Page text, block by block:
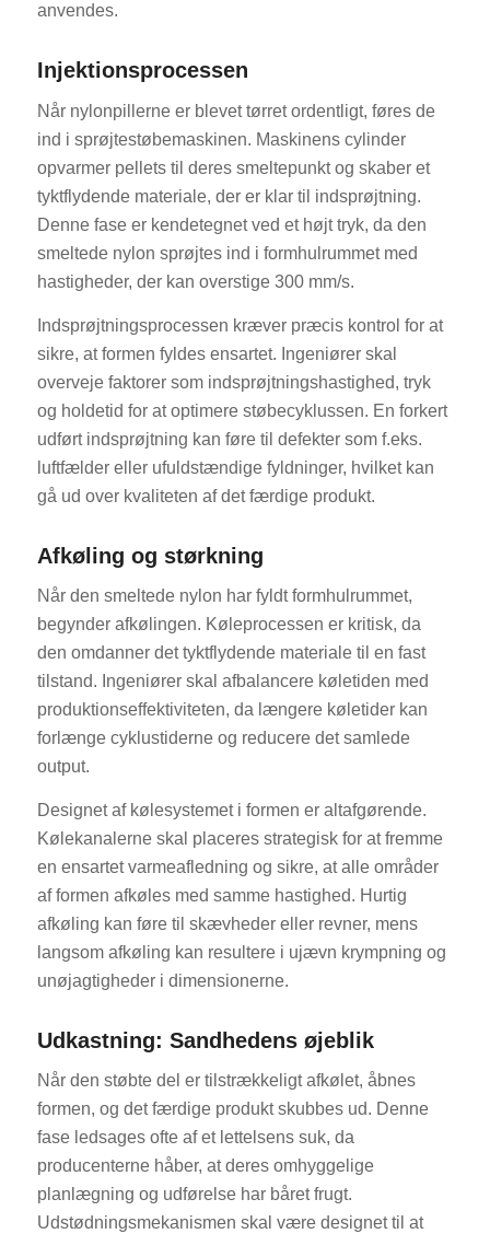
anvendes.
Injektionsprocessen
Når nylonpillerne er blevet tørret ordentligt, føres de
ind i sprøjtestøbemaskinen. Maskinens cylinder
opvarmer pellets til deres smeltepunkt og skaber et
tyktflydende materiale, der er klar til indsprøjtning.
Denne fase er kendetegnet ved et højt tryk, da den
smeltede nylon sprøjtes ind i formhulrummet med
hastigheder, der kan overstige 300 mm/s.
Indsprøjtningsprocessen kræver præcis kontrol for at
sikre, at formen fyldes ensartet. Ingeniører skal
overveje faktorer som indsprøjtningshastighed, tryk
og holdetid for at optimere støbecyklussen. En forkert
udført indsprøjtning kan føre til defekter som f.eks.
luftfælder eller ufuldstændige fyldninger, hvilket kan
gå ud over kvaliteten af det færdige produkt.
Afkøling og størkning
Når den smeltede nylon har fyldt formhulrummet,
begynder afkølingen. Køleprocessen er kritisk, da
den omdanner det tyktflydende materiale til en fast
tilstand. Ingeniører skal afbalancere køletiden med
produktionseffektiviteten, da længere køletider kan
forlænge cyklustiderne og reducere det samlede
output.
Designet af kølesystemet i formen er altafgørende.
Kølekanalerne skal placeres strategisk for at fremme
en ensartet varmeafledning og sikre, at alle områder
af formen afkøles med samme hastighed. Hurtig
afkøling kan føre til skævheder eller revner, mens
langsom afkøling kan resultere i ujævn krympning og
unøjagtigheder i dimensionerne.
Udkastning: Sandhedens øjeblik
Når den støbte del er tilstrækkeligt afkølet, åbnes
formen, og det færdige produkt skubbes ud. Denne
fase ledsages ofte af et lettelsens suk, da
producenterne håber, at deres omhyggelige
planlægning og udførelse har båret frugt.
Udstødningsmekanismen skal være designet til at